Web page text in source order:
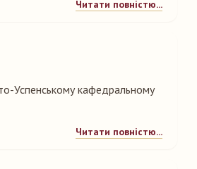
Читати повністю...
Успенському кафедральному
Читати повністю...